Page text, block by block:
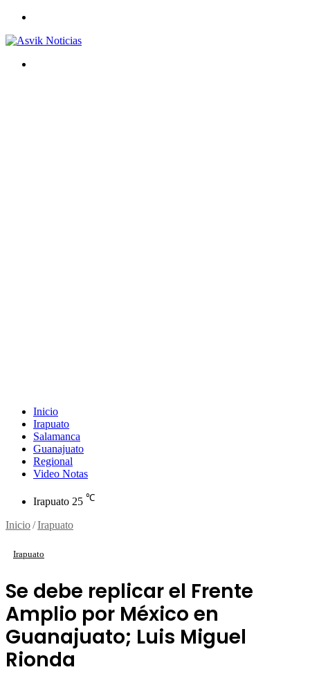
Inicio
Irapuato
Salamanca
Guanajuato
Regional
Video Notas
Irapuato 25 ℃
Inicio/Irapuato
Irapuato
Se debe replicar el Frente
Amplio por México en
Guanajuato; Luis Miguel
Rionda